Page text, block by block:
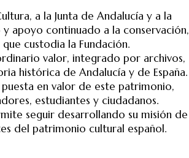
a la Junta de Andalucía y a la
apoyo continuado a la conservación,
custodia la Fundación.
valor, integrado por archivos,
histórica de Andalucía y de España.
en valor de este patrimonio,
estudiantes y ciudadanos.
seguir desarrollando su misión de
del patrimonio cultural español.